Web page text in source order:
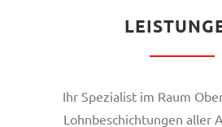
Ihr Spezialist im Raum
Lohnbeschichtungen aller